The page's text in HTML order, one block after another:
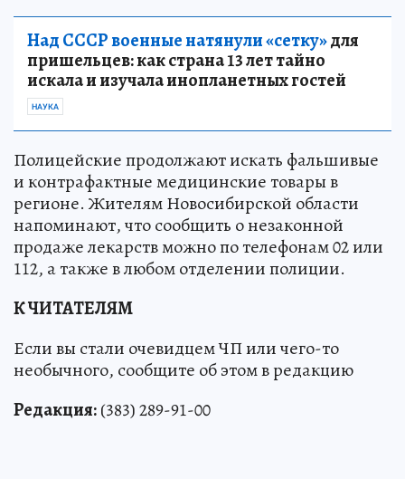
Над СССР военные натянули «сетку»для
пришельцев: как страна 13 лет тайно
искала и изучала инопланетных гостей
НАУКА
Полицейские продолжают искать фальшивые
и контрафактные медицинские товары в
регионе. Жителям Новосибирской области
напоминают, что сообщить о незаконной
продаже лекарств можно по телефонам 02 или
112, а также в любом отделении полиции.
К ЧИТАТЕЛЯМ
Если вы стали очевидцем ЧП или чего-то
необычного, сообщите об этом в редакцию
Редакция:(383) 289-91-00